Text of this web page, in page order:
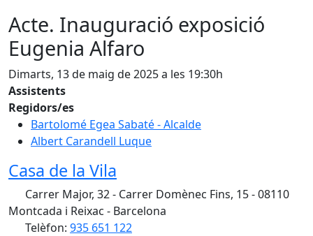
Acte. Inauguració exposició
Eugenia Alfaro
Dimarts, 13 de maig de 2025 a les 19:30h
Assistents
Regidors/es
Bartolomé Egea Sabaté - Alcalde
Albert Carandell Luque
Casa de la Vila
Carrer Major, 32 - Carrer Domènec Fins, 15 - 08110
Montcada i Reixac - Barcelona
Telèfon: 935 651 122